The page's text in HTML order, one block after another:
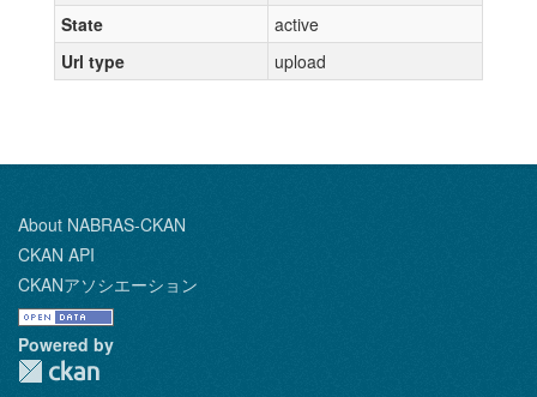
State
active
Url type
upload
About NABRAS-CKAN
CKAN API
CKANアソシエーション
Powered by